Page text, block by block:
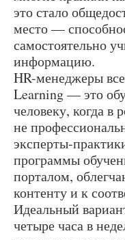
это стало
место —
самостоятельно
информацию.
HR-менеджеры
Learning — это
человеку, когда в
не
эксперты-
программы
порталом,
контенту и к
Идеальный
четыре часа в